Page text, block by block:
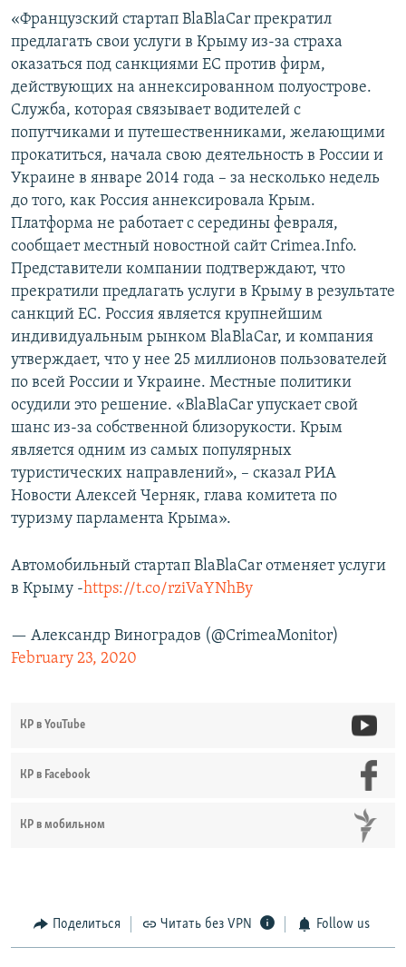
«Французский стартап BlaBlaCar прекратил
предлагать свои услуги в Крыму из-за страха
оказаться под санкциями ЕС против фирм,
действующих на аннексированном полуострове.
Служба, которая связывает водителей с
попутчиками и путешественниками, желающими
прокатиться, начала свою деятельность в России и
Украине в январе 2014 года – за несколько недель
до того, как Россия аннексировала Крым.
Платформа не работает с середины февраля,
сообщает местный новостной сайт Crimea.Info.
Представители компании подтверждают, что
прекратили предлагать услуги в Крыму в результате
санкций ЕС. Россия является крупнейшим
индивидуальным рынком BlaBlaCar, и компания
утверждает, что у нее 25 миллионов пользователей
по всей России и Украине. Местные политики
осудили это решение. «BlaBlaCar упускает свой
шанс из-за собственной близорукости. Крым
является одним из самых популярных
туристических направлений», – сказал РИА
Новости Алексей Черняк, глава комитета по
туризму парламента Крыма».
Автомобильный стартап BlaBlaCar отменяет услуги
в Крыму -https://t.co/rziVaYNhBy
— Александр Виноградов (@CrimeaMonitor)
February 23, 2020
КР в YouTube
КР в Facebook
КР в мобильном
Поделиться Читать без VPN Follow us